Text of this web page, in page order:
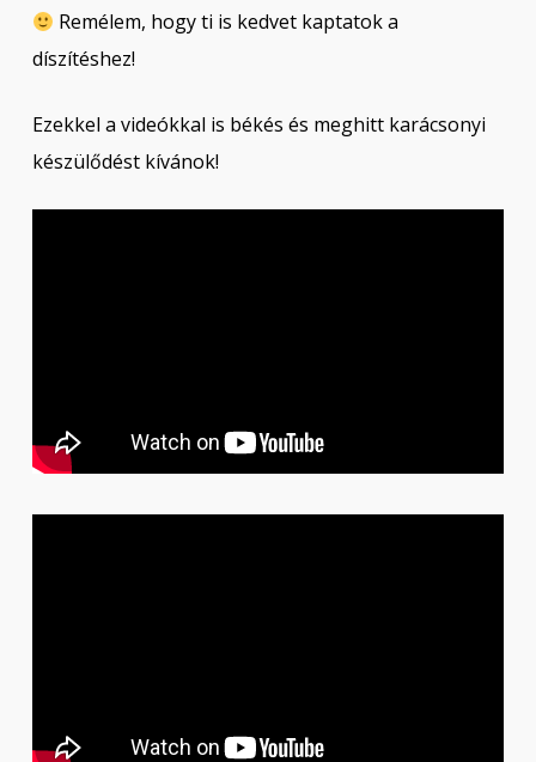
Remélem, hogy ti is kedvet kaptatok a
díszítéshez!
Ezekkel a videókkal is békés és meghitt karácsonyi
készülődést kívánok!